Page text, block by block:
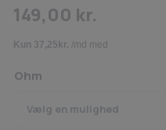
149,00 kr.
Ohm